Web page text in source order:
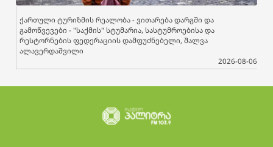
ქართული ტურიზმის რეალობა - ვითარება დარგში და
გამოწვევები - "საქმის" სტუმარია, სასტუმროებისა და
რესტორნების ფედერაციის დამფუძნებელი, შალვა
ალავერდაშვილი
2026-08-06